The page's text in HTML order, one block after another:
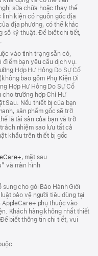
sửa chữa hoặc thay thế
linh kiện có nguồn gốc địa
địa phương, có thể khác
số kỹ thuật. Để biết chi tiết,
vào tình trạng sẵn có,
điểm bạn yêu cầu dịch vụ.
Hợp Hư Hỏng Do Sự Cố
bao gồm Phụ Kiện Đi
Hợp Hư Hỏng Do Sự Cố
cho trường hợp Chỉ Hư
Sau. Nếu thiết bị của bạn
sản phẩm gốc sẽ trở
là tài sản của bạn và trở
nhiệm sao lưu tất cả
khẩu trên thiết bị gốc
, mặt sau
và màn hình
cho gói Bảo Hành Giới
bảo vệ người tiêu dùng tại
AppleCare+ phụ thuộc vào
Khách hàng không nhất thiết
biết thông tin chi tiết, vui